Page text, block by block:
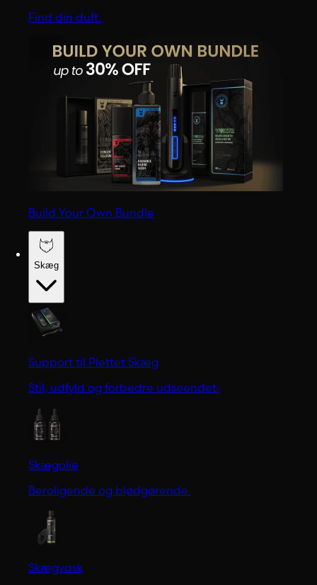
Find din duft.
Build Your Own Bundle
Skæg
Support til Plettet Skæg
Stil, udfyld og forbedre udseendet.
Skægolie
Beroligende og blødgørende.
Skægvask